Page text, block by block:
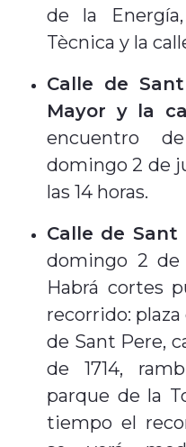
de la
Tècnica y la
Calle de
Mayor y la
encuentro
domingo 2 de
las 14 horas.
Calle de Sant
domingo 2 de
Habrá cortes
recorrido:
de Sant Pere,
de 1714,
parque de la
tiempo el